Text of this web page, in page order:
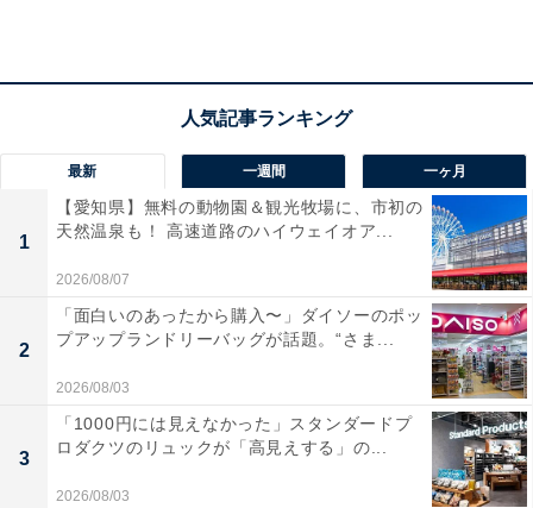
最新 一週間 一ヶ月
1
【愛知県】無料の動物園＆観光牧場に、市初の
天然温泉も！ 高速道路のハイウェイオア...
2026/08/07
2
「面白いのあったから購入〜」ダイソーのポッ
プアップランドリーバッグが話題。“さま...
2026/08/03
3
「1000円には見えなかった」スタンダードプ
ロダクツのリュックが「高見えする」の...
2026/08/03